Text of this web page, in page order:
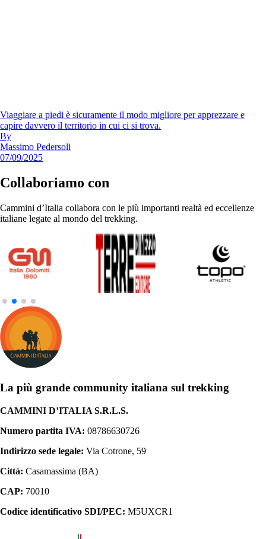
Viaggiare a piedi è sicuramente il modo migliore per apprezzare e
capire davvero il territorio in cui ci si trova.
By
Massimo Pedersoli
07/09/2025
Collaboriamo con
Cammini d’Italia collabora con le più importanti realtà ed eccellenze
italiane legate al mondo del trekking.
La più grande community italiana sul trekking
CAMMINI D’ITALIA S.R.L.S.
Numero partita IVA: 08786630726
Indirizzo sede legale: Via Cotrone, 59
Città: Casamassima (BA)
CAP: 70010
Codice identificativo SDI/PEC: M5UXCR1